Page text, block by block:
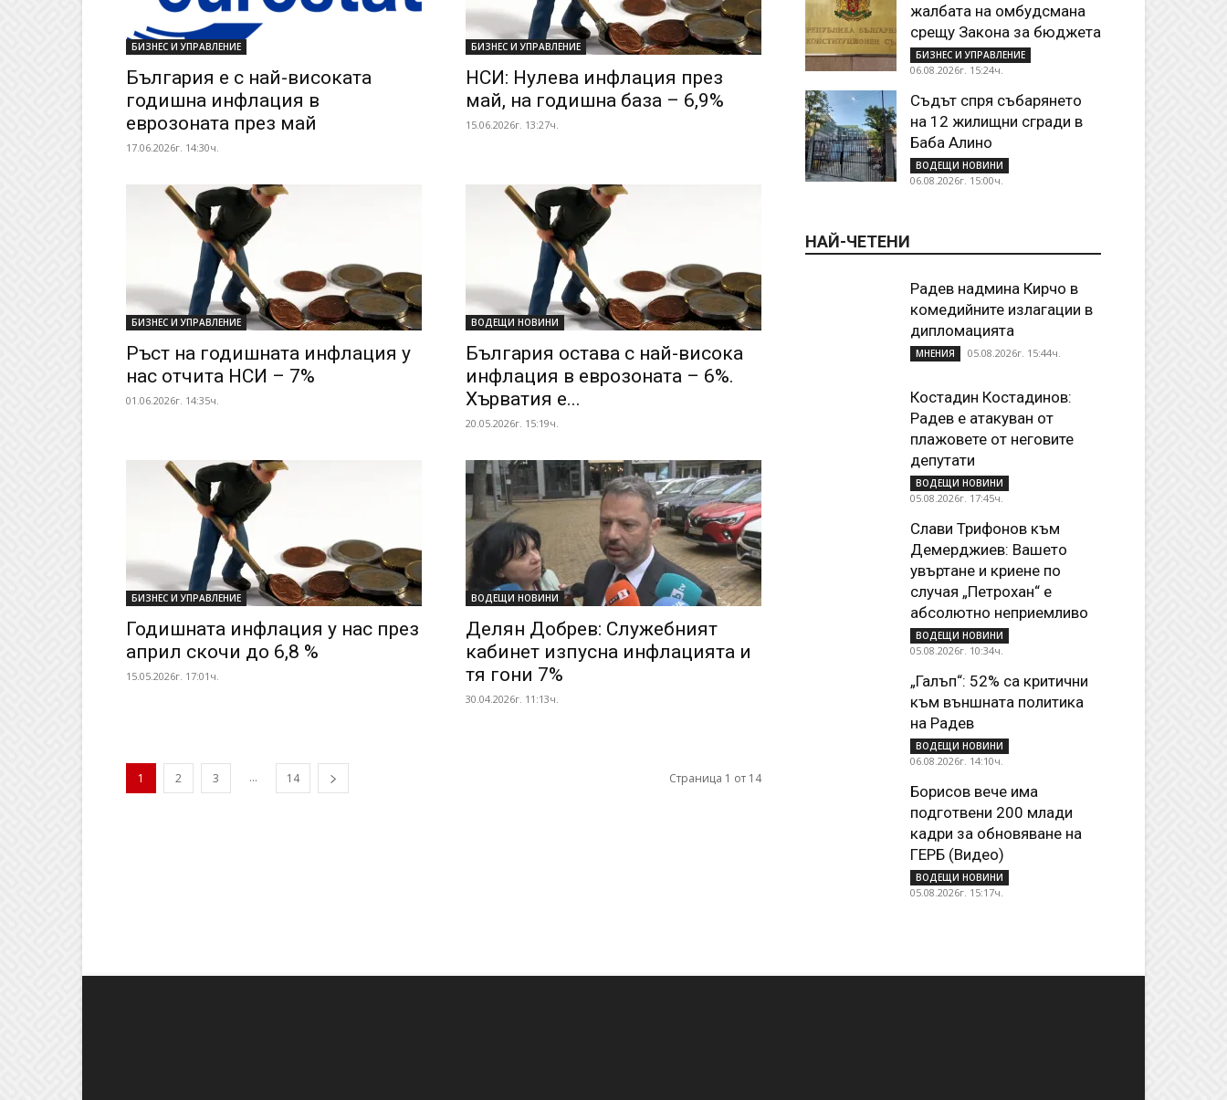
БИЗНЕС И УПРАВЛЕНИЕ
България е с най-високата
годишна инфлация в
еврозоната през май
17.06.2026г. 14:30ч.
БИЗНЕС И УПРАВЛЕНИЕ
НСИ: Нулева инфлация през
май, на годишна база – 6,9%
15.06.2026г. 13:27ч.
БИЗНЕС И УПРАВЛЕНИЕ
Ръст на годишната инфлация у
нас отчита НСИ – 7%
01.06.2026г. 14:35ч.
ВОДЕЩИ НОВИНИ
България остава с най-висока
инфлация в еврозоната – 6%.
Хърватия е...
20.05.2026г. 15:19ч.
БИЗНЕС И УПРАВЛЕНИЕ
Годишната инфлация у нас през
април скочи до 6,8 %
15.05.2026г. 17:01ч.
ВОДЕЩИ НОВИНИ
Делян Добрев: Служебният
кабинет изпусна инфлацията и
тя гони 7%
30.04.2026г. 11:13ч.
1 2 3 ... 14 Страница 1 от 14
жалбата на омбудсмана
срещу Закона за бюджета
БИЗНЕС И УПРАВЛЕНИЕ
06.08.2026г. 15:24ч.
Съдът спря събарянето
на 12 жилищни сгради в
Баба Алино
ВОДЕЩИ НОВИНИ
06.08.2026г. 15:00ч.
НАЙ-ЧЕТЕНИ
Радев надмина Кирчо в
комедийните излагации в
дипломацията
МНЕНИЯ 05.08.2026г. 15:44ч.
Костадин Костадинов:
Радев е атакуван от
плажoвете от неговите
депутати
ВОДЕЩИ НОВИНИ
05.08.2026г. 17:45ч.
Слави Трифонов към
Демерджиев: Вашето
увъртане и криене по
случая „Петрохан“ е
абсолютно неприемливо
ВОДЕЩИ НОВИНИ
05.08.2026г. 10:34ч.
„Галъп“: 52% са критични
към външната политика
на Радев
ВОДЕЩИ НОВИНИ
06.08.2026г. 14:10ч.
Борисов вече има
подготвени 200 млади
кадри за обновяване на
ГЕРБ (Видео)
ВОДЕЩИ НОВИНИ
05.08.2026г. 15:17ч.